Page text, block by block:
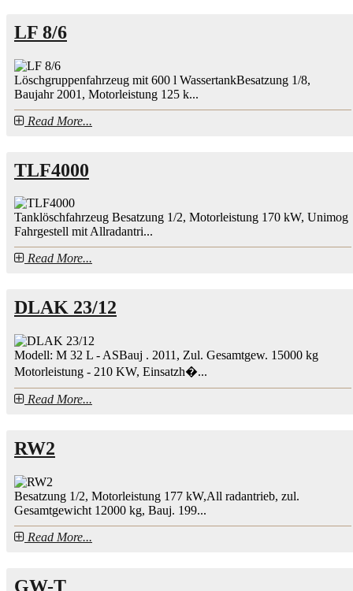
LF 8/6
Löschgruppenfahrzeug mit 600 l WassertankBesatzung 1/8,
Baujahr 2001, Motorleistung 125 k...
Read More...
TLF4000
Tanklöschfahrzeug Besatzung 1/2, Motorleistung 170 kW, Unimog
Fahrgestell mit Allradantri...
Read More...
DLAK 23/12
Modell: M 32 L - ASBauj . 2011, Zul. Gesamtgew. 15000 kg
Motorleistung - 210 KW, Einsatzh�...
Read More...
RW2
Besatzung 1/2, Motorleistung 177 kW,All radantrieb, zul.
Gesamtgewicht 12000 kg, Bauj. 199...
Read More...
GW-T